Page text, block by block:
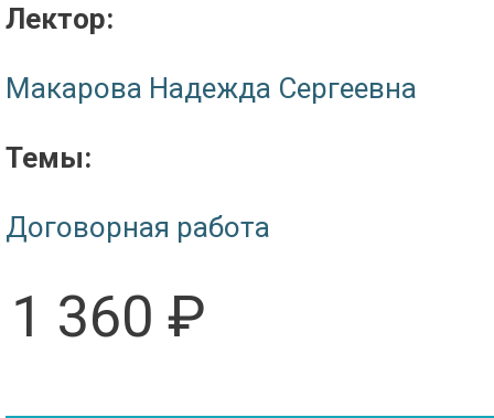
Лектор:
Макарова Надежда Сергеевна
Темы:
Договорная работа
1 360 ₽